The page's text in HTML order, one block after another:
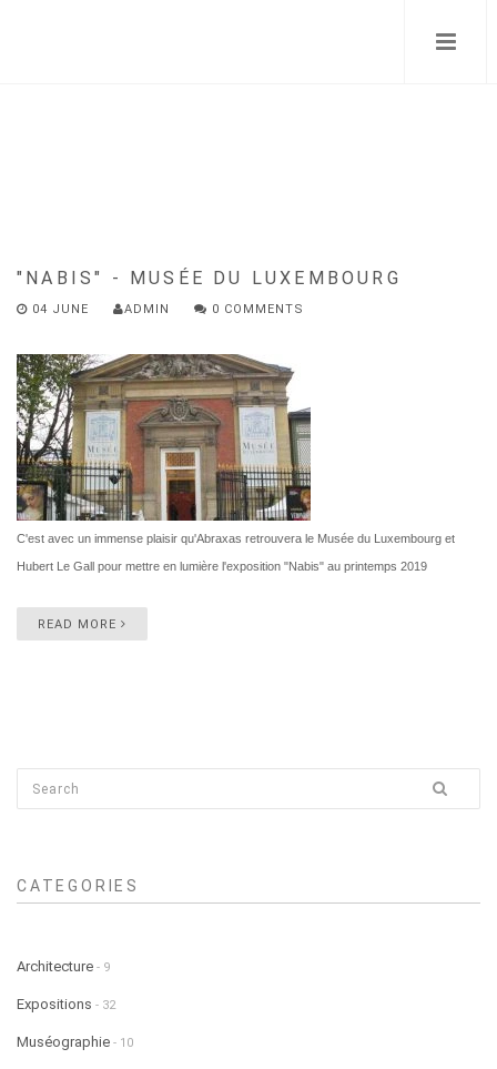
"NABIS" - MUSÉE DU LUXEMBOURG
04 JUNE ADMIN 0 COMMENTS
C'est avec un immense plaisir qu'Abraxas retrouvera le Musée du Luxembourg et
Hubert Le Gall pour mettre en lumière l'exposition "Nabis" au printemps 2019
READ MORE
CATEGORIES
Architecture - 9
Expositions - 32
Muséographie - 10